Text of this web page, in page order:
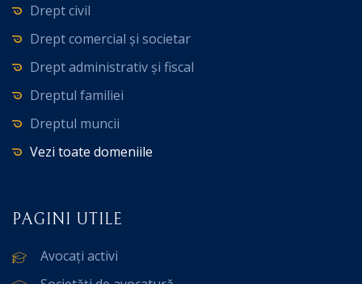
Drept civil
Drept comercial și societar
Drept administrativ și fiscal
Dreptul familiei
Dreptul muncii
Vezi toate domeniile
PAGINI UTILE
Avocați activi